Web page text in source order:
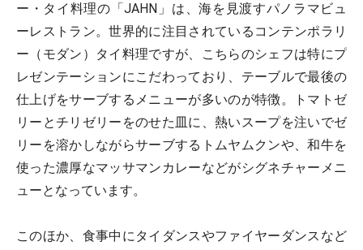
ー・タイ料理の「JAHN」は、海を見渡すパノラマビュ
ーレストラン。世界的に注目されているコンテンポラリ
ー（モダン）タイ料理ですが、こちらのシェフは特にプ
レゼンテーションにこだわっており、テーブルで最後の
仕上げをサーブするメニューが多いのが特徴。トマトゼ
リーとチリゼリーをのせた皿に、熱いスープを注いでゼ
リーを溶かしながらサーブするトムヤムクンや、和牛を
使った濃厚なマッサマンカレーなどがシグネチャーメニ
ューとなっています。
このほか、食事中にタイダンスやファイヤーダンスなど